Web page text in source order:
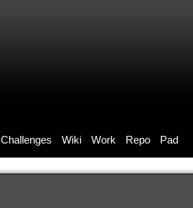
Challenges Wiki Work Repo Pad